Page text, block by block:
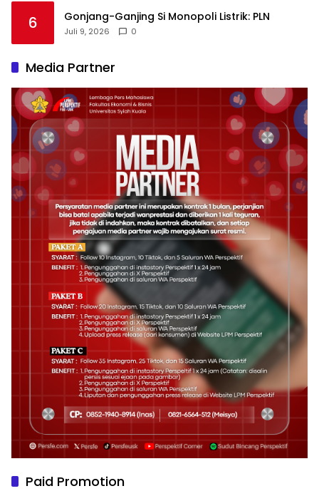
6 Gonjang-Ganjing Si Monopoli Listrik: PLN
Juli 9, 2026 0
Media Partner
Paid Promotion